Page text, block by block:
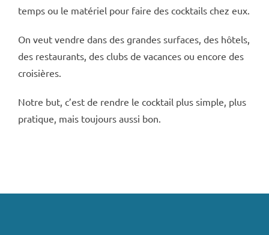
temps ou le matériel pour faire des cocktails chez eux.
On veut vendre dans des grandes surfaces, des hôtels,
des restaurants, des clubs de vacances ou encore des
croisières.
Notre but, c’est de rendre le cocktail plus simple, plus
pratique, mais toujours aussi bon.